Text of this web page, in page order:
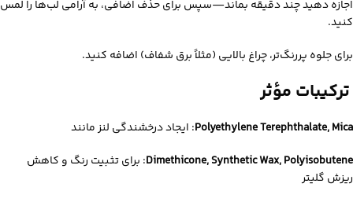
اجازه دهید چند دقیقه بماند—سپس برای حذف اضافی، به آرامی لب‌ها را لمس
کنید.
برای جلوه پررنگ‌تر، چراغ بالایی (مثلاً برق شفاف) اضافه کنید.
ترکیبات مؤثر
Polyethylene Terephthalate, Mica: ایجاد درخشندگی لنز مانند
Dimethicone, Synthetic Wax, Polyisobutene: برای تثبیت رنگ و کاهش
ریزش گلیتر